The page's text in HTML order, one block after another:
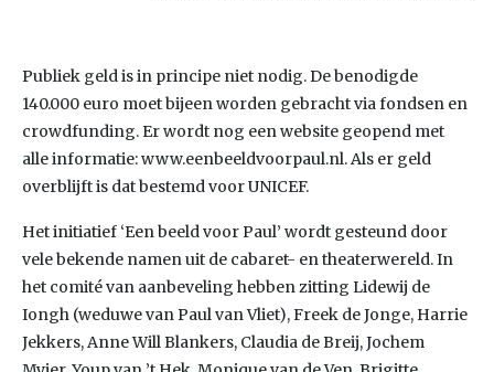
Publiek geld is in principe niet nodig. De benodigde
140.000 euro moet bijeen worden gebracht via fondsen en
crowdfunding. Er wordt nog een website geopend met
alle informatie: www.eenbeeldvoorpaul.nl. Als er geld
overblijft is dat bestemd voor UNICEF.
Het initiatief ‘Een beeld voor Paul’ wordt gesteund door
vele bekende namen uit de cabaret- en theaterwereld. In
het comité van aanbeveling hebben zitting Lidewij de
Iongh (weduwe van Paul van Vliet), Freek de Jonge, Harrie
Jekkers, Anne Will Blankers, Claudia de Breij, Jochem